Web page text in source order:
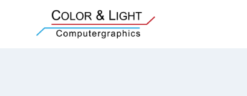
springen